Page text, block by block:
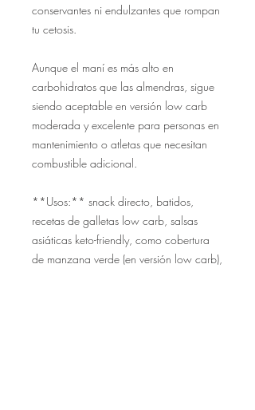
conservantes ni endulzantes que rompan
tu cetosis.
Aunque el maní es más alto en
carbohidratos que las almendras, sigue
siendo aceptable en versión low carb
moderada y excelente para personas en
mantenimiento o atletas que necesitan
combustible adicional.
**Usos:** snack directo, batidos,
recetas de galletas low carb, salsas
asiáticas keto-friendly, como cobertura
de manzana verde (en versión low carb),